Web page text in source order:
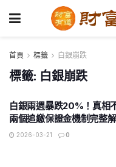
首頁 標籤 白銀崩跌
標籤: 白銀崩跌
白銀兩週暴跌20%！真
兩個追繳保證金機制完整
2026-03-21 0